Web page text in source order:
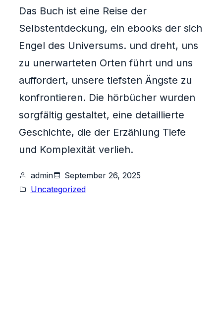
Das Buch ist eine Reise der
Selbstentdeckung, ein ebooks der sich
Engel des Universums. und dreht, uns
zu unerwarteten Orten führt und uns
auffordert, unsere tiefsten Ängste zu
konfrontieren. Die hörbücher wurden
sorgfältig gestaltet, eine detaillierte
Geschichte, die der Erzählung Tiefe
und Komplexität verlieh.
admin
September 26, 2025
Uncategorized